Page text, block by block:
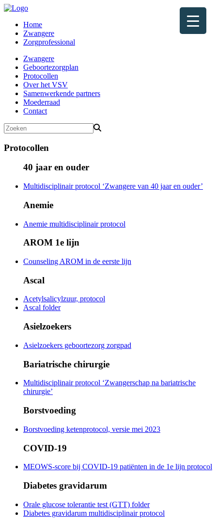
Home
Zwangere
Zorgprofessional
Zwangere
Geboortezorgplan
Protocollen
Over het VSV
Samenwerkende partners
Moederraad
Contact
Protocollen
40 jaar en ouder
Multidisciplinair protocol ‘Zwangere van 40 jaar en ouder’
Anemie
Anemie multidisciplinair protocol
AROM 1e lijn
Counseling AROM in de eerste lijn
Ascal
Acetylsalicylzuur, protocol
Ascal folder
Asielzoekers
Asielzoekers geboortezorg zorgpad
Bariatrische chirurgie
Multidisciplinair protocol ‘Zwangerschap na bariatrische
chirurgie’
Borstvoeding
Borstvoeding ketenprotocol, versie mei 2023
COVID-19
MEOWS-score bij COVID-19 patiënten in de 1e lijn protocol
Diabetes gravidarum
Orale glucose tolerantie test (GTT) folder
Diabetes gravidarum multidisciplinair protocol